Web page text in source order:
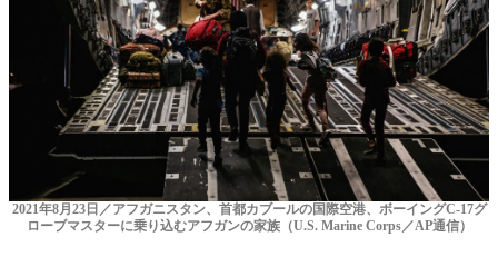
2021年8月23日／アフガニスタン、首都カブールの国際空港、ボーイングC-17グ
ローブマスターに乗り込むアフガンの家族（U.S. Marine Corps／AP通信）